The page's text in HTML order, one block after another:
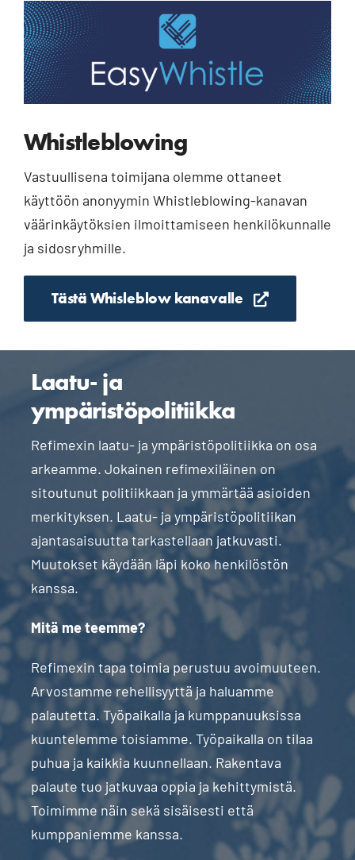
Whistleblowing
Vastuullisena toimijana olemme ottaneet
käyttöön anonyymin Whistleblowing-kanavan
väärinkäytöksien ilmoittamiseen henkilökunnalle
ja sidosryhmille.
Tästä Whisleblow kanavalle
Laatu- ja
ympäristöpolitiikka
Refimexin laatu- ja ympäristöpolitiikka on osa
arkeamme. Jokainen refimexiläinen on
sitoutunut politiikkaan ja ymmärtää asioiden
merkityksen. Laatu- ja ympäristöpolitiikan
ajantasaisuutta tarkastellaan jatkuvasti.
Muutokset käydään läpi koko henkilöstön
kanssa.
Mitä me teemme?
Refimexin tapa toimia perustuu avoimuuteen.
Arvostamme rehellisyyttä ja haluamme
palautetta. Työpaikalla ja kumppanuuksissa
kuuntelemme toisiamme. Työpaikalla on tilaa
puhua ja kaikkia kuunnellaan. Rakentava
palaute tuo jatkuvaa oppia ja kehittymistä.
Toimimme näin sekä sisäisesti että
kumppaniemme kanssa.